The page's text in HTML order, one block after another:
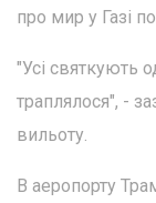
про мир у Газі
"Усі святкують
траплялося", -
вильоту.
В аеропорту